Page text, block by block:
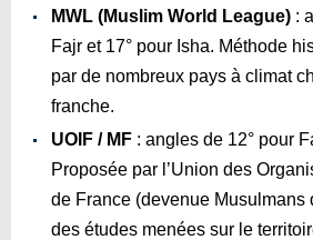
MWL (Muslim World League) :
Fajr et 17° pour Isha. Méthode
par de nombreux pays à climat
franche.
UOIF / MF : angles de 12° pour
Proposée par l’Union des
de France (devenue Musulmans
des études menées sur le